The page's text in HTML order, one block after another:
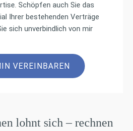
Schöpfen auch Sie das
Ihrer bestehenden Verträge
sich unverbindlich von mir
VEREINBAREN
lohnt sich – rechnen